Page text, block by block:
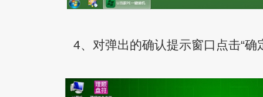
4、对弹出的确认提示窗口点击“确